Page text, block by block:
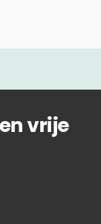
vrije